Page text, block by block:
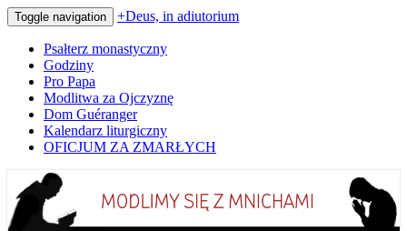
Toggle navigation +Deus, in adiutorium
Psałterz monastyczny
Godziny
Pro Papa
Modlitwa za Ojczyznę
Dom Guéranger
Kalendarz liturgiczny
OFICJUM ZA ZMARŁYCH
+Deus, in adiutorium
Codziennie modlimy się z mnichami